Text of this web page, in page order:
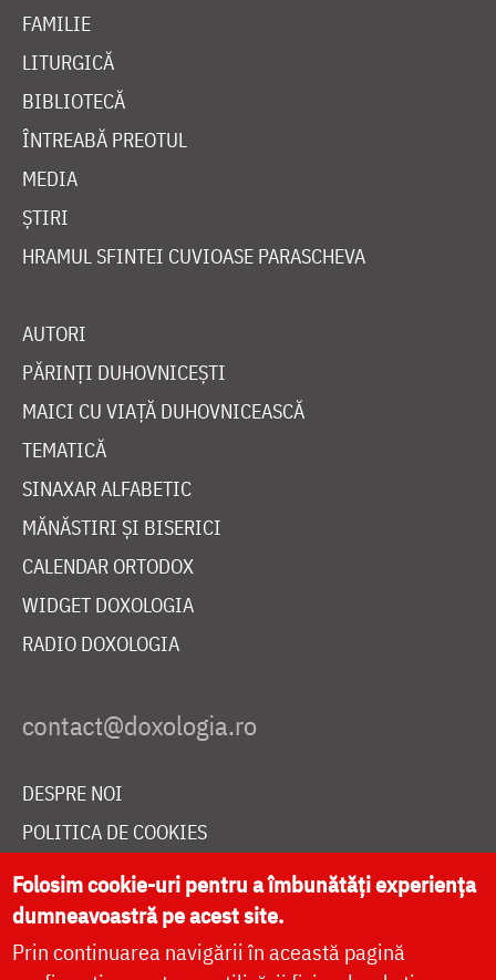
FAMILIE
LITURGICĂ
BIBLIOTECĂ
ÎNTREABĂ PREOTUL
MEDIA
ȘTIRI
HRAMUL SFINTEI CUVIOASE PARASCHEVA
AUTORI
PĂRINȚI DUHOVNICEȘTI
MAICI CU VIAȚĂ DUHOVNICEASCĂ
TEMATICĂ
SINAXAR ALFABETIC
MĂNĂSTIRI ȘI BISERICI
CALENDAR ORTODOX
WIDGET DOXOLOGIA
RADIO DOXOLOGIA
DESPRE NOI
POLITICA DE COOKIES
DONEAZĂ ONLINE PENTRU CATEDRALA NAȚIONALĂ
LIVE
Folosim cookie-uri pentru a îmbunătăți experiența
dumneavoastră pe acest site.
Prin continuarea navigării în această pagină